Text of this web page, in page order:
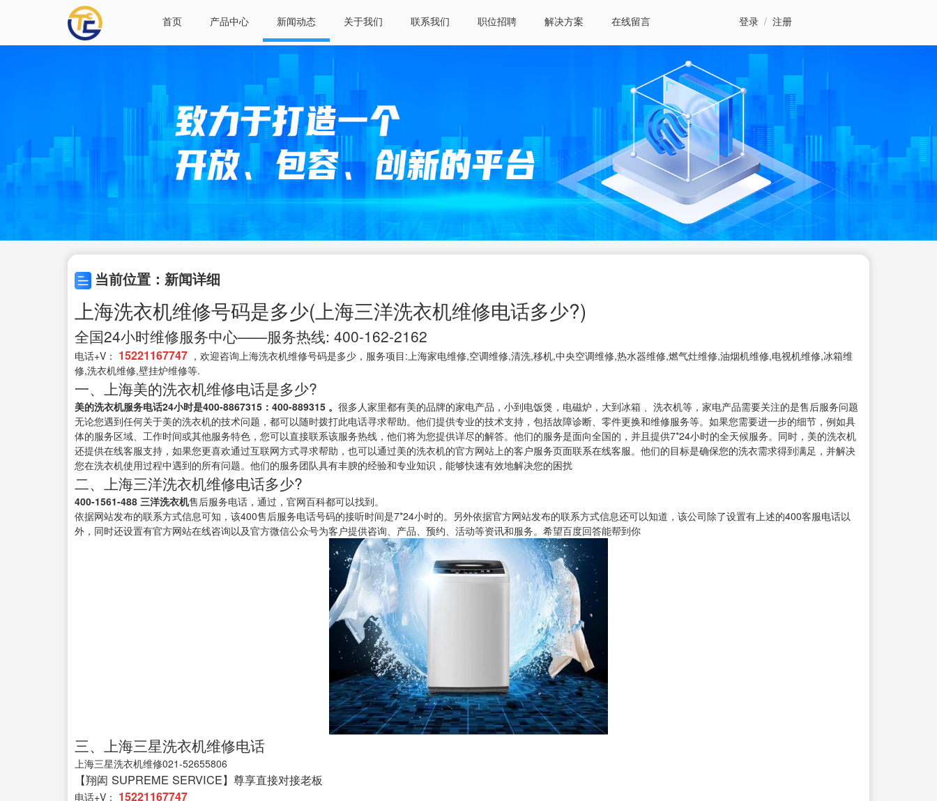
首页 产品中心 新闻动态 关于我们 联系我们 职位招聘 解决方案 在线留言 登录 / 注册
当前位置：新闻详细
上海洗衣机维修号码是多少(上海三洋洗衣机维修电话多少?)
全国24小时维修服务中心——服务热线: 400-162-2162
电话+V： 15221167747 ，欢迎咨询上海洗衣机维修号码是多少，服务项目:上海家电维修,空调维修,清洗,移机,中央空调维修,热水器维修,燃气灶维修,油烟机维修,电视机维修,冰箱维
修,洗衣机维修,壁挂炉维修等.
一、上海美的洗衣机维修电话是多少?
美的洗衣机服务电话24小时是400-8867315：400-889315 。 很多人家里都有美的品牌的家电产品，小到电饭煲，电磁炉，大到冰箱 、洗衣机等，家电产品需要关注的是售后服务问题
无论您遇到任何关于美的洗衣机的技术问题，都可以随时拨打此电话寻求帮助。他们提供专业的技术支持，包括故障诊断、零件更换和维修服务等。如果您需要进一步的细节，例如具
体的服务区域、工作时间或其他服务特色，您可以直接联系该服务热线，他们将为您提供详尽的解答。他们的服务是面向全国的，并且提供7*24小时的全天候服务。同时，美的洗衣机
还提供在线客服支持，如果您更喜欢通过互联网方式寻求帮助，也可以通过美的洗衣机的官方网站上的客户服务页面联系在线客服。他们的目标是确保您的洗衣需求得到满足，并解决
您在洗衣机使用过程中遇到的所有问题。他们的服务团队具有丰腴的经验和专业知识，能够快速有效地解决您的困扰
二、上海三洋洗衣机维修电话多少?
400-1561-488 三洋洗衣机售后服务电话，通过，官网百科都可以找到。
依据网站发布的联系方式信息可知，该400售后服务电话号码的接听时间是7*24小时的。另外依据官方网站发布的联系方式信息还可以知道，该公司除了设置有上述的400客服电话以
外，同时还设置有官方网站在线咨询以及官方微信公众号为客户提供咨询、产品、预约、活动等资讯和服务。希望百度回答能帮到你
三、上海三星洗衣机维修电话
上海三星洗衣机维修021-52655806
【翔闳 SUPREME SERVICE】尊享直接对接老板
电话+V： 15221167747